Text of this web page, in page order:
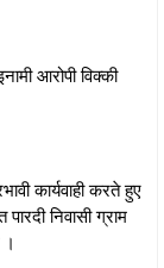
आरोपी विक्की
कार्यवाही करते हुए
निवासी ग्राम
।